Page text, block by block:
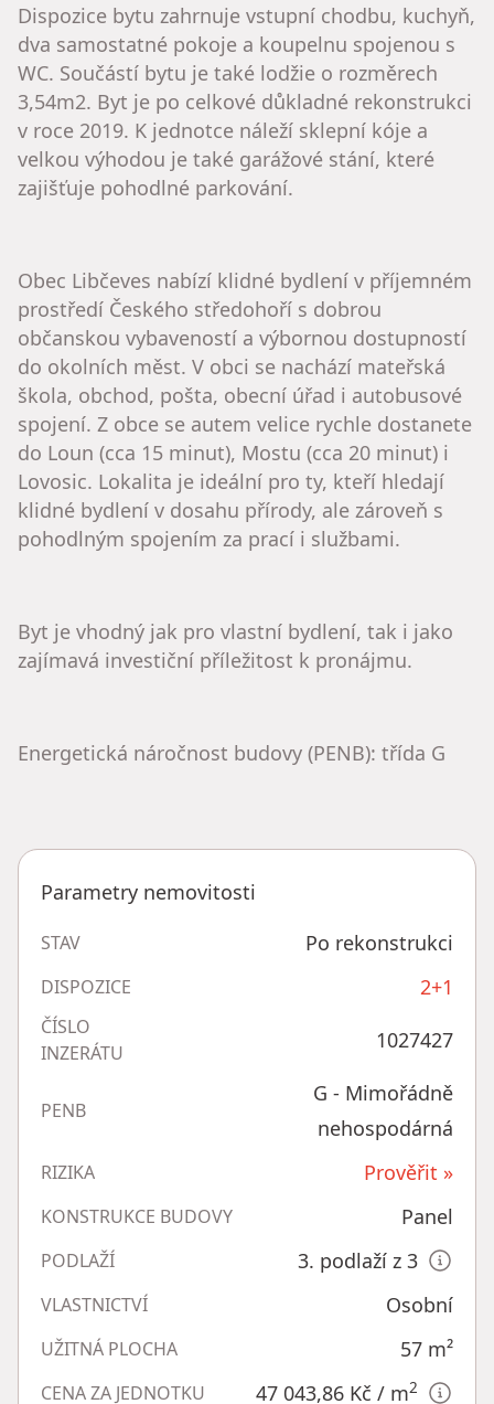
​Dispozice bytu zahrnuje vstupní chodbu, kuchyň,
dva samostatné pokoje a koupelnu spojenou s
WC. Součástí bytu je také lodžie o rozměrech
3,54m2. Byt je po celkové důkladné rekonstrukci
v roce 2019. K jednotce náleží sklepní kóje a
velkou výhodou je také garážové stání, které
zajišťuje pohodlné parkování.
​Obec Libčeves nabízí klidné bydlení v příjemném
prostředí Českého středohoří s dobrou
občanskou vybaveností a výbornou dostupností
do okolních měst. V obci se nachází mateřská
škola, obchod, pošta, obecní úřad i autobusové
spojení. Z obce se autem velice rychle dostanete
do Loun (cca 15 minut), Mostu (cca 20 minut) i
Lovosic. Lokalita je ideální pro ty, kteří hledají
klidné bydlení v dosahu přírody, ale zároveň s
pohodlným spojením za prací i službami.
​Byt je vhodný jak pro vlastní bydlení, tak i jako
zajímavá investiční příležitost k pronájmu.
​Energetická náročnost budovy (PENB): třída G
Parametry nemovitosti
STAV Po rekonstrukci
DISPOZICE 2+1
ČÍSLO
INZERÁTU
1027427
PENB
G - Mimořádně
nehospodárná
RIZIKA Prověřit »
KONSTRUKCE BUDOVY Panel
PODLAŽÍ 3. podlaží z 3
VLASTNICTVÍ Osobní
UŽITNÁ PLOCHA 57 m²
CENA ZA JEDNOTKU 47 043,86 Kč / m2